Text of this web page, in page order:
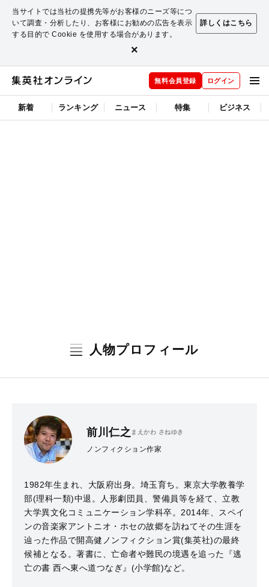
当サイトでは当社の提携先等がお客様のニーズ等につ
いて調査・分析したり、お客様にお勧めの広告を表示
する目的で Cookie を使用する場合があります。
詳しくはこちら
×
無料会員登録 ログイン
新着 ランキング ニュース 特集 ビジネス
人物プロフィール
前川仁之 まえかわ さねゆき
ノンフィクション作家
1982年生まれ、大阪府出身。埼玉育ち。東京大学教養学
部(理科一類)中退。人形劇団員、警備員等を経て、立教
大学異文化コミュニケーション学科卒。2014年、スペイ
ンの音楽家アントニオ・ホセの故郷を訪ねてその生涯を
辿った作品で開高健ノンフィクション賞(集英社)の最終
候補となる。著書に、亡命者や難民の境遇を追った『逃
亡の書 西へ東へ道つなぎ』(小学館)など。